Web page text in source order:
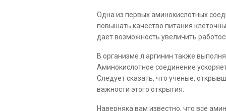
Одна из первых аминокислотных
повышать качество питания
дает возможность увеличить
В организме л аргинин также
Аминокислотное соединение
Следует сказать, что ученые,
важности этого открытия.
Наверняка вам известно, что все